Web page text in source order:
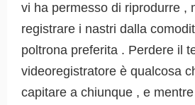
vi ha permesso di riprodurre ,
registrare i nastri dalla
poltrona preferita . Perdere il
videoregistratore è qualcosa
capitare a chiunque , e